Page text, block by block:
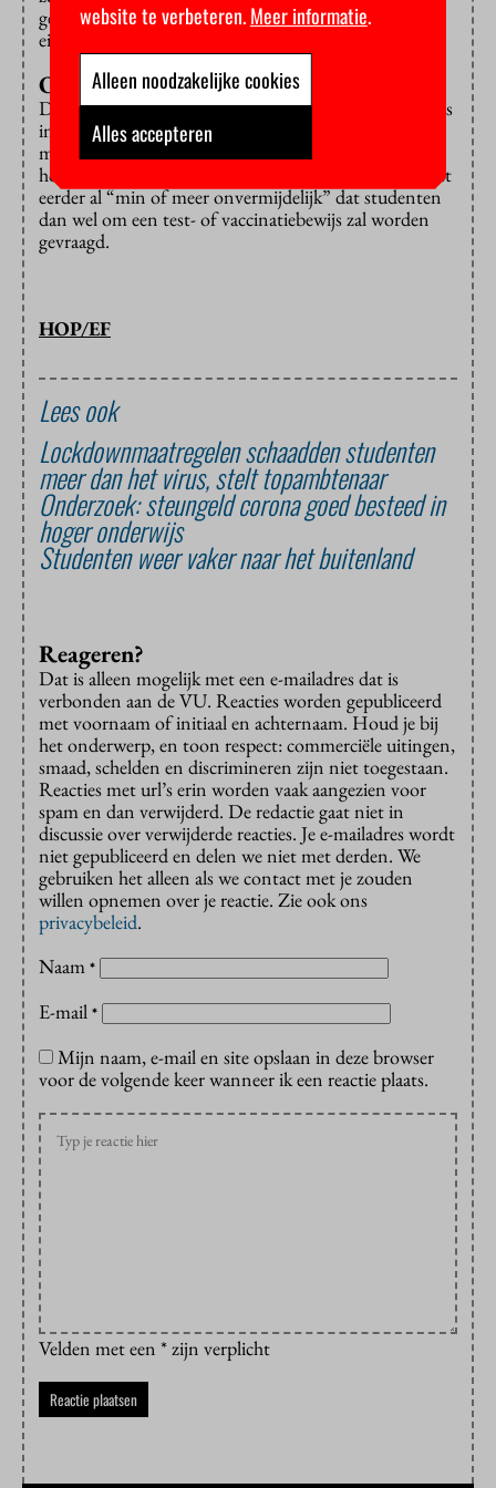
gedaan. Maar we spreken studenten wel aan op hun
eigen verantwoordelijkheid.”
Onvermijdelijk
De vraag blijft of dat in september gaat veranderen, als
instellingen nog vaker open willen en de anderhalve
meter afstand idealiter zouden loslaten. De Tilburgse
hoogleraar onderwijsrecht Paul Zoontjens
het
eerder al “min of meer onvermijdelijk” dat studenten
dan wel om een test- of vaccinatiebewijs zal worden
gevraagd.
HOP/EF
Lees ook
Lockdownmaatregelen schaadden studenten
meer dan het virus, stelt topambtenaar
Onderzoek: steungeld corona goed besteed in
hoger onderwijs
Studenten weer vaker naar het buitenland
Reageren?
Dat is alleen mogelijk met een e-mailadres dat is
verbonden aan de VU. Reacties worden gepubliceerd
met voornaam of initiaal en achternaam. Houd je bij
het onderwerp, en toon respect: commerciële uitingen,
smaad, schelden en discrimineren zijn niet toegestaan.
Reacties met url’s erin worden vaak aangezien voor
spam en dan verwijderd. De redactie gaat niet in
discussie over verwijderde reacties. Je e-mailadres wordt
niet gepubliceerd en delen we niet met derden. We
gebruiken het alleen als we contact met je zouden
willen opnemen over je reactie. Zie ook ons
privacybeleid.
Naam *
E-mail *
Mijn naam, e-mail en site opslaan in deze browser
voor de volgende keer wanneer ik een reactie plaats.
Velden met een * zijn verplicht
website te verbeteren.Meer informatie.
Alleen noodzakelijke cookies
Alles accepteren